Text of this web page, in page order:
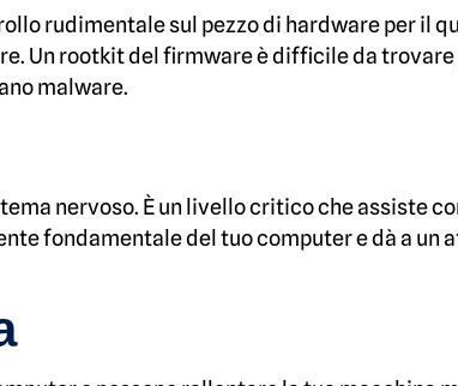
rudimentale sul pezzo di hardware per il
Un rootkit del firmware è difficile da
malware.
nervoso. È un livello critico che assiste
fondamentale del tuo computer e dà a